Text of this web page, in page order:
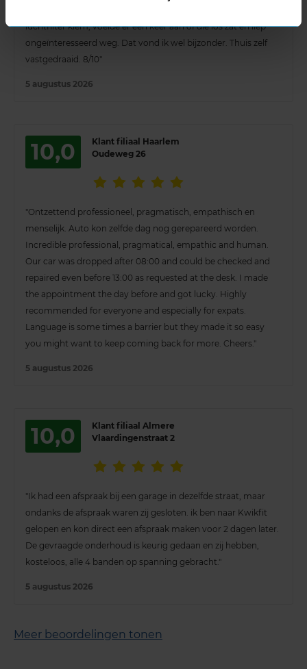
luchtfilter klem, voelde er een keer aan of die los zat en liep
ongeïnteresseerd weg. Dat vond ik wel bijzonder. Thuis zelf
vastgedraaid. 8/10"
5 augustus 2026
10,0
Klant filiaal Haarlem
Oudeweg 26
"Ontzettend professioneel, pragmatisch, empathisch en
menselijk. Auto kon zelfde dag nog gerepareerd worden.
Incredible professional, pragmatical, empathic and human.
Our car was dropped after 08:00 and could be checked and
repaired even before 13:00 as requested at the desk. I made
the appointment the day before and got lucky. Highly
recommended for everyone and especially for expats.
Language is some times a barrier but they made it so easy
you might want to keep coming back for more. Cheers."
5 augustus 2026
10,0
Klant filiaal Almere
Vlaardingenstraat 2
"Ik had een afspraak bij een garage in dezelfde straat, maar
ondanks de afspraak waren zij gesloten. ik ben naar Kwikfit
gelopen en kon direct een afspraak maken voor 2 dagen later.
De gevraagde onderhoud is keurig gedaan en zij hebben,
kosteloos, alle 4 banden op spanning gebracht."
5 augustus 2026
Meer beoordelingen tonen